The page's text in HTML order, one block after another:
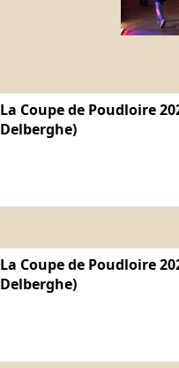
La Coupe de Poudloire
Delberghe)
La Coupe de Poudloire
Delberghe)